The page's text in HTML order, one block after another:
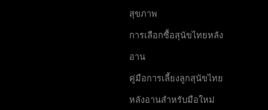
สุขภาพ
การเลือกซื้อสุนัขไทยหลัง
อาน
คู่มือการเลี้ยงลูกสุนัขไทย
หลังอานสำหรับมือใหม่